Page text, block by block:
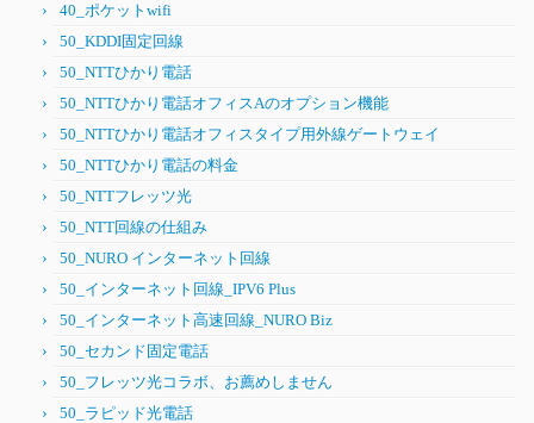
40_ポケットwifi
50_KDDI固定回線
50_NTTひかり電話
50_NTTひかり電話オフィスAのオプション機能
50_NTTひかり電話オフィスタイプ用外線ゲートウェイ
50_NTTひかり電話の料金
50_NTTフレッツ光
50_NTT回線の仕組み
50_NURO インターネット回線
50_インターネット回線_IPV6 Plus
50_インターネット高速回線_NURO Biz
50_セカンド固定電話
50_フレッツ光コラボ、お薦めしません
50_ラピッド光電話